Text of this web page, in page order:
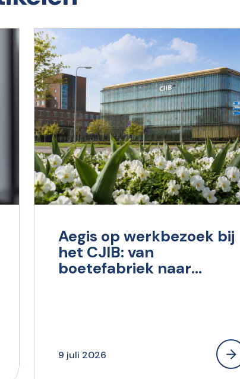
Aegis op werkbezoek bij
het CJIB: van
boetefabriek naar
9 juli 2026